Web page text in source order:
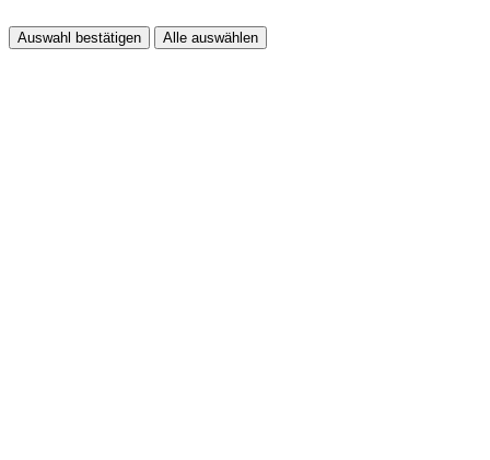
Auswahl bestätigen Alle auswählen